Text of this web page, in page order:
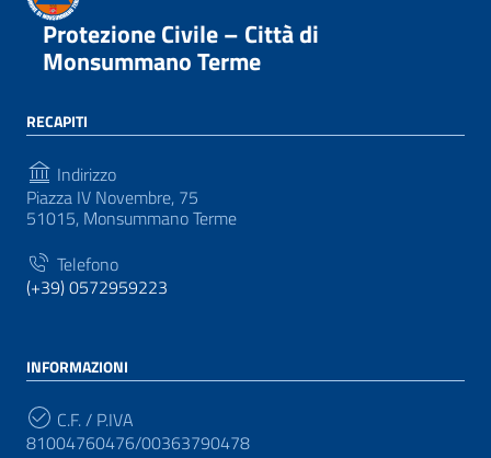
Protezione Civile – Città di
Monsummano Terme
RECAPITI
Indirizzo
Piazza IV Novembre, 75
51015, Monsummano Terme
Telefono
(+39) 0572959223
INFORMAZIONI
C.F. / P.IVA
81004760476/00363790478